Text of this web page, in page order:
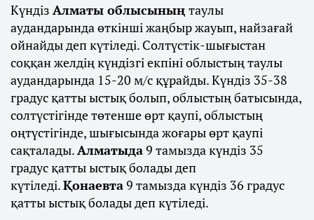
Күндіз Алматы облысының таулы
аудандарында өткінші жаңбыр жауып, найзағай
ойнайды деп күтіледі. Солтүстік-шығыстан
соққан желдің күндізгі екпіні облыстың таулы
аудандарында 15-20 м/с құрайды. Күндіз 35-38
градус қатты ыстық болып, облыстың батысында,
солтүстігінде төтенше өрт қаупі, облыстың
оңтүстігінде, шығысында жоғары өрт қаупі
сақталады.Алматыда9 тамызда күндіз 35
градус қатты ыстық болады деп
күтіледі.Қонаевта9 тамызда күндіз 36 градус
қатты ыстық болады деп күтіледі.